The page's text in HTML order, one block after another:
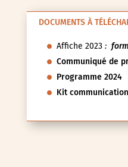
DOCUMENTS À
Affiche 2023:
Communiqué de
Programme 2024
Kit communication